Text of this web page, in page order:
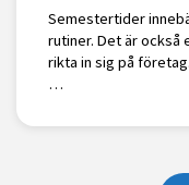
Semestertider
rutiner. Det är också
rikta in sig på
…